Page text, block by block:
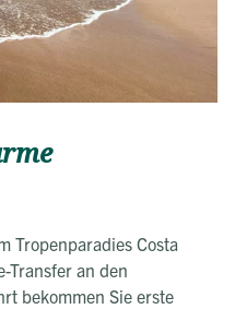
Tropenparadies Costa
Transfer an den
bekommen Sie erste